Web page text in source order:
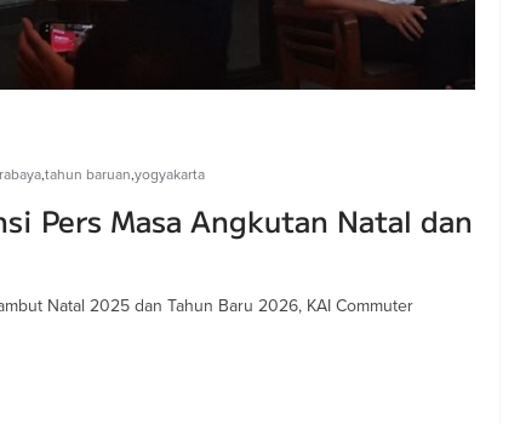
,tahun baruan,yogyakarta
Pers Masa Angkutan Natal dan
Natal 2025 dan Tahun Baru 2026, KAI Commuter